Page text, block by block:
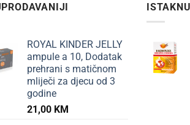
ROYAL KINDER JELLY
ampule a 10, Dodatak
prehrani s matičnom
mliječi za djecu od 3
godine
21,00 KM